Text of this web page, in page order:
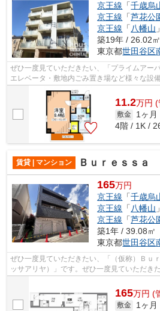
京王線 「千歳烏
京王線 「芦花公
京王線 「 八幡山
築19年 / 26.02㎡
東京都世田谷区
ぜひ一度見ていただきたい、「プライムアー
エレベータ・敷地内ごみ置き場など様々な設
便利です。3駅以上利用可能、色々な場...
11.2万円 (
敷金 1ヶ月
4階 / 1K /
賃貸 | マンション Ｂｕｒｅｓｓａ Ａｒｉｙ
165万円
京王線 「千歳烏
京王線 「八幡山
京王線 「芦花公
築1年 / 39.08㎡
東京都世田谷区
ぜひ一度見ていただきたい、「（仮称）Ｂ
ッサアリヤ）」です。ぜひ一度見ていただき
ａ Ａｒｉｙａ（ブレッサアリヤ）」...
165万円 (
敷金 1ヶ月